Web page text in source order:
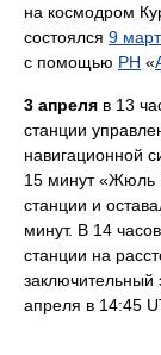
на космодром
состоялся 9
с помощью РН «
3 апреля в 13
станции
навигационной
15 минут «Жюль
станции и
минут. В 14
станции на
заключительный
апреля в 14:45